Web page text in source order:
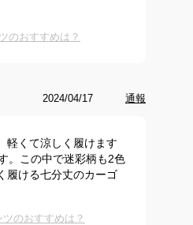
のおすすめは？
2024/04/17 通報
軽くて涼しく履けます
。この中で迷彩柄も2色
履ける七分丈のカーゴ
のおすすめは？